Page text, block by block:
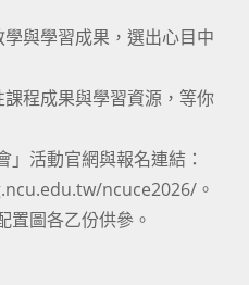
與學習成果，選出心目中
程成果與學習資源，等你
活動官網與報名連結：
ncuce2026/。
置圖各乙份供參。